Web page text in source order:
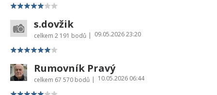
s.dovžik
celkem 2 191 bodů | 09.05.2026 23:20
Rumovník Pravý
celkem 67 570 bodů | 10.05.2026 06:44